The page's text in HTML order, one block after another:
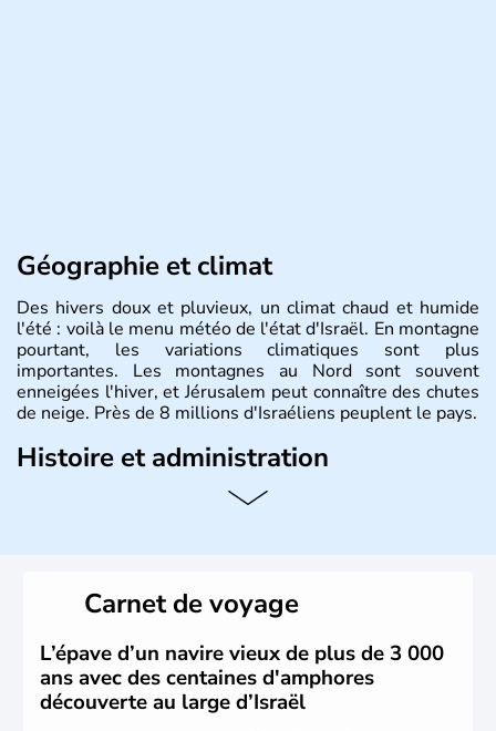
Géographie et climat
Des hivers doux et pluvieux, un climat chaud et humide
l'été : voilà le menu météo de l'état d'Israël. En montagne
pourtant, les variations climatiques sont plus
importantes. Les montagnes au Nord sont souvent
enneigées l'hiver, et Jérusalem peut connaître des chutes
de neige. Près de 8 millions d'Israéliens peuplent le pays.
Histoire et administration
L'Israël est un état de la partie est de la Méditerranée,
vrai essor économique dans le domaine des nouvelles
Carnet de voyage
L’épave d’un navire vieux de plus de 3 000
ans avec des centaines d'amphores
découverte au large d’Israël